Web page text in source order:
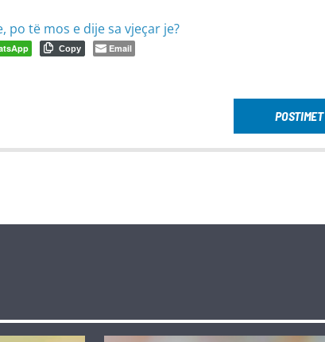
po të mos e dije sa vjeçar je?
Copy Email